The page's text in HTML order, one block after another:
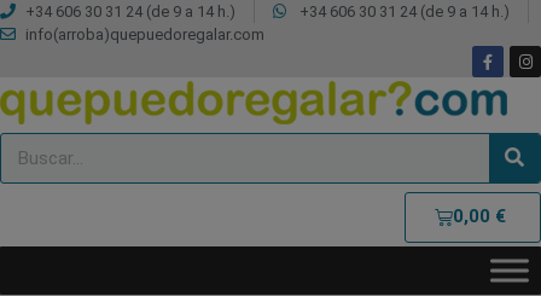
+34 606 30 31 24 (de 9 a 14 h.)
+34 606 30 31 24 (de 9 a 14 h.)
info(arroba)quepuedoregalar.com
0,00 €